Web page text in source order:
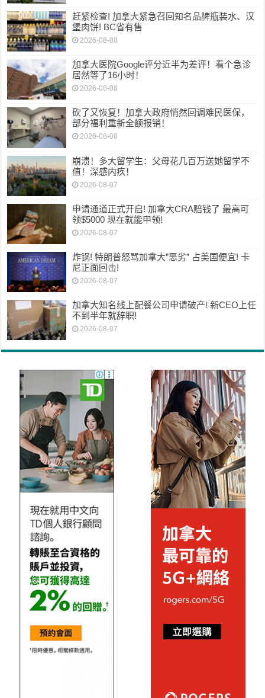
赶紧检查! 加拿大紧急召回知名品牌瓶装水、汉
堡肉饼! BC省有售
2026-08-08
加拿大医院Google评分近半为差评！看个急诊
居然等了16小时！
2026-08-08
砍了又恢复！加拿大政府悄然回调难民医保，
部分福利重新全额报销！
2026-08-08
崩溃！多大留学生：父母花几百万送她留学不
值！深感内疚！
2026-08-07
申请通道正式开启! 加拿大CRA赔钱了 最高可
领$5000 现在就能申领!
2026-08-07
炸锅! 特朗普怒骂加拿大”恶劣” 占美国便宜! 卡
尼正面回击!
2026-08-07
加拿大知名线上配餐公司申请破产! 新CEO上任
不到半年就辞职!
2026-08-07